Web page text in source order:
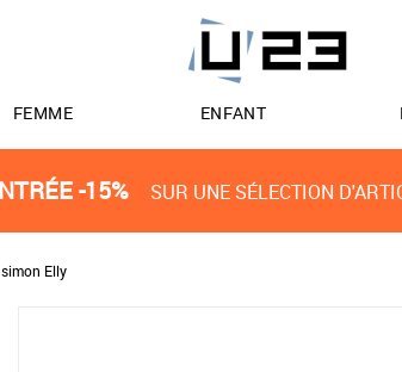
FEMME ENFANT
-15% SUR UNE SÉLECTION
Elly